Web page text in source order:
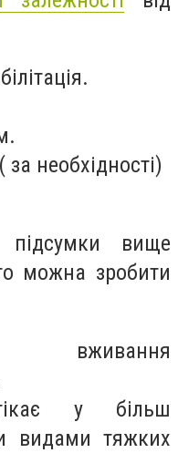
необхідності)
вище
можна зробити
вживання
у більш
видами тяжких